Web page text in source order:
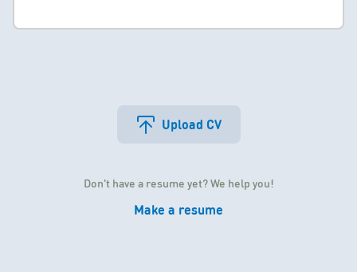
Upload CV
Don't have a resume yet? We help you!
Make a resume